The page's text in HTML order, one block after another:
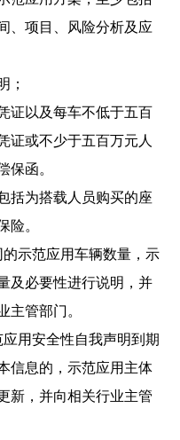
、项目、风险分析及应
；
以及每车不低于五百
证或不少于五百万元人
保函。
为搭载人员购买的座
险。
示范应用车辆数量，示
及必要性进行说明，并
主管部门。
用安全性自我声明到期
信息的，示范应用主体
新，并向相关行业主管